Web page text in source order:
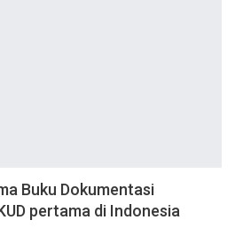
Buku Dokumentasi
pertama di Indonesia